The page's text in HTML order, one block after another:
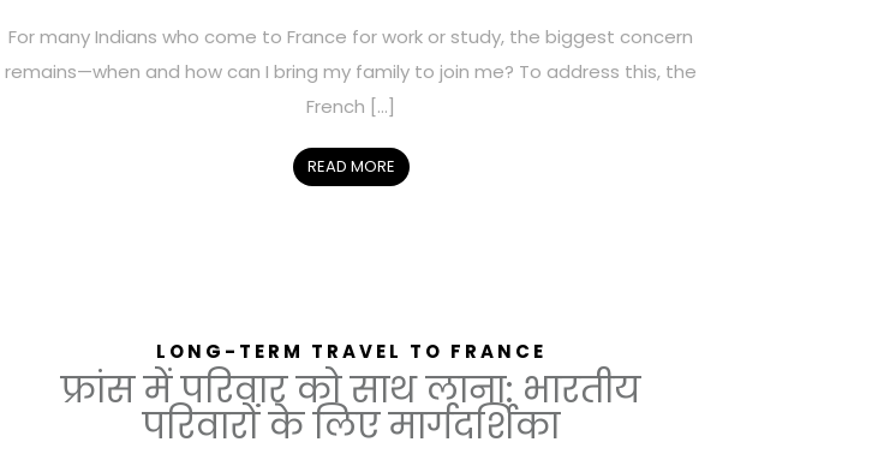
For many Indians who come to France for work or study, the biggest concern
remains—when and how can I bring my family to join me? To address this, the
French […]
READ MORE
LONG-TERM TRAVEL TO FRANCE
फ्रांस में परिवार को साथ लाना: भारतीय
परिवारों के लिए मार्गदर्शिका